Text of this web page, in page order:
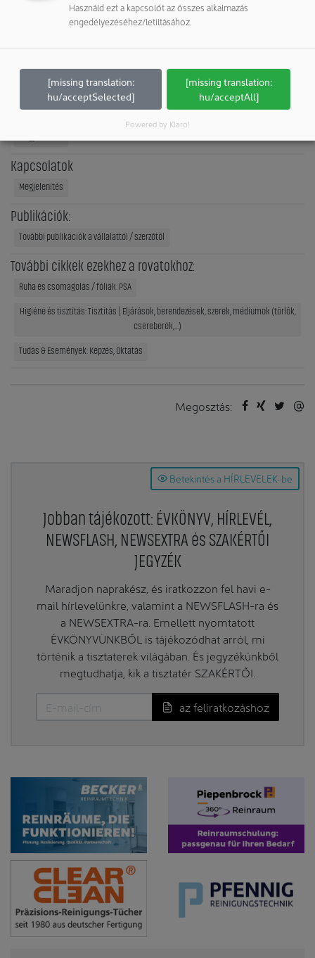
Németország
Telefon: +49 800 4500300
Internet:
https://www.mewa-cleanroom.de
Kapcsolatok
Megjelenítés
Publikációk:
További publikációk a vállalattól / szerzőtől
További cikkek ezekhez a rovatokhoz:
Ruha és csomagolás / fóliák: PSA
Higiéné és tisztítás: Tisztítás | Eljárások, berendezések, szerek, médiumok (törlők,
csereberék,...)
Tudás & Események: Képzés, Oktatás
Megosztás:
Betekintés a HÍRLEVELEK-be
Jobban tájékozott: ÉVKÖNYV, HÍRLEVÉL,
NEWSFLASH, NEWSEXTRA és SZAKÉRTŐI
JEGYZÉK
Maradjon naprakész, és iratkozzon fel havi e-
mail hírlevelünkre, valamint a NEWSFLASH-ra és
a NEWSEXTRA-ra. Emellett nyomtatott
ÉVKÖNYVÜNKBŐL is tájékozódhat arról, mi
történik a tisztaterek világában. És jegyzékünkből
megtudhatja, kik a tisztatér SZAKÉRTŐI.
az feliratkozáshoz
Használd ezt a kapcsolót az összes alkalmazás
engedélyezéséhez/letiltásához.
[missing translation:
hu/acceptSelected]
[missing translation:
hu/acceptAll]
Powered by Klaro!